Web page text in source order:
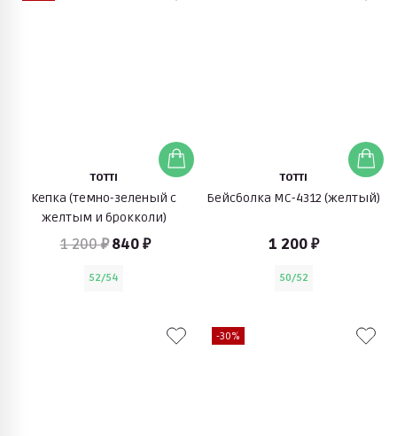
TOTTI
Кепка (темно-зеленый с
желтым и брокколи)
1 200 ₽ 840 ₽
52/54
TOTTI
Бейсболка МС-4312 (желтый)
1 200 ₽
50/52
-30%